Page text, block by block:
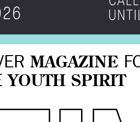
MAGAZINE
YOUTH SPIRIT